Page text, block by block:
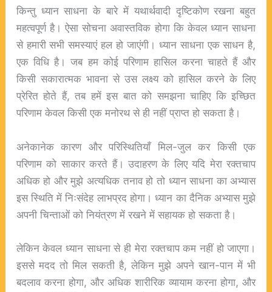
किन्तु ध्यान साधना के बारे में यथार्थवादी दृष्टिकोण रखना बहुत
महत्वपूर्ण है। ऐसा सोचना अवास्तविक होगा कि केवल ध्यान साधना
से हमारी सभी समस्याएं हल हो जाएंगी। ध्यान साधना एक साधन है,
एक विधि है। जब हम कोई परिणाम हासिल करना चाहते हैं और
किसी सकारात्मक भावना से उस लक्ष्य को हासिल करने के लिए
प्रेरित होते हैं, तब हमें इस बात को समझना चाहिए कि इच्छित
परिणाम केवल किसी एक मनोरथ से ही नहीं प्राप्त हो सकता है।
अनेकानेक कारण और परिस्थितियाँ मिल-जुल कर किसी एक
परिणाम को साकार करते हैं। उदाहरण के लिए यदि मेरा रक्तचाप
अधिक हो और मुझे अत्यधिक तनाव हो तो ध्यान साधना का अभ्यास
इस स्थिति में निःसंदेह लाभप्रद होगा। ध्यान का दैनिक अभ्यास मुझे
अपनी चिन्ताओं को नियंत्रण में रखने में सहायक हो सकता है।
लेकिन केवल ध्यान साधना से ही मेरा रक्तचाप कम नहीं हो जाएगा।
इससे मदद तो मिल सकती है, लेकिन मुझे अपने खान-पान में भी
बदलाव करना होगा, और अधिक शारीरिक व्यायाम करना होगा, और